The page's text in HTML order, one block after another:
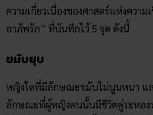
ความเกี่ยวเนื่องของศาสตร์แห่งความ
อาภัพ​รัก” ที่บันทึกไว้ 5 จุด ดังนี้
ขมับยุบ
หญิงใดที่มีลักษณะขมับไม่นูนหนา แล
ลักษณะที่ผู้หญิงคนนั้นมีชีวิตคู่ระหองร